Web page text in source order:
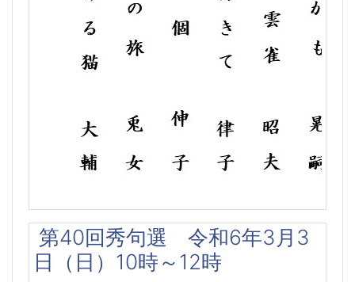
第40回秀句選 令和6年3月3
日（日）10時～12時